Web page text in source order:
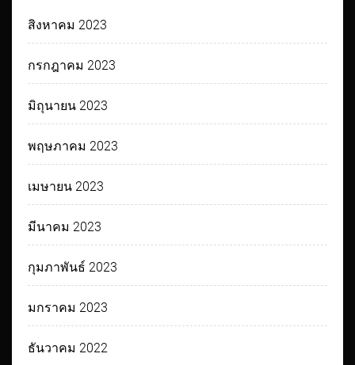
สิงหาคม 2023
กรกฎาคม 2023
มิถุนายน 2023
พฤษภาคม 2023
เมษายน 2023
มีนาคม 2023
กุมภาพันธ์ 2023
มกราคม 2023
ธันวาคม 2022